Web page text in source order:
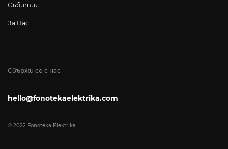
Свържи се с нас
hello@fonotekaelektrika.com
© 2022 Fonoteka Elektrika
Събития
За Нас